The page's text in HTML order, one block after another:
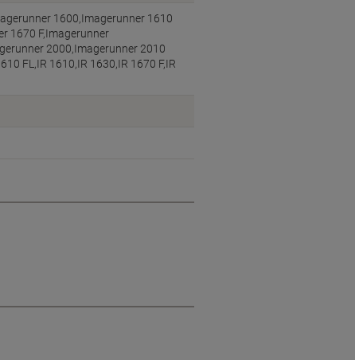
1600,Imagerunner 1610
1670 F,Imagerunner
2000,Imagerunner 2010
FL,IR 1610,IR 1630,IR 1670 F,IR